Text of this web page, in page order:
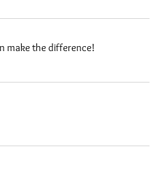
make the difference!